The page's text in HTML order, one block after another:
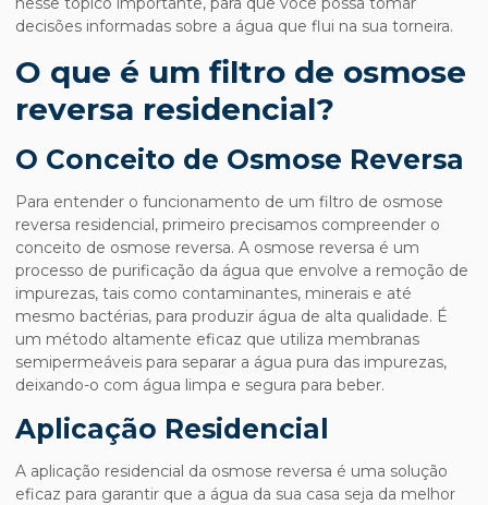
decisões informadas sobre a água que flui na sua torneira.
O que é um filtro de osmose
reversa residencial?
O Conceito de Osmose Reversa
Para entender o funcionamento de um filtro de osmose
reversa residencial, primeiro precisamos compreender o
conceito de osmose reversa. A osmose reversa é um
processo de purificação da água que envolve a remoção de
impurezas, tais como contaminantes, minerais e até
mesmo bactérias, para produzir água de alta qualidade. É
um método altamente eficaz que utiliza membranas
semipermeáveis para separar a água pura das impurezas,
deixando-o com água limpa e segura para beber.
Aplicação Residencial
A aplicação residencial da osmose reversa é uma solução
eficaz para garantir que a água da sua casa seja da melhor